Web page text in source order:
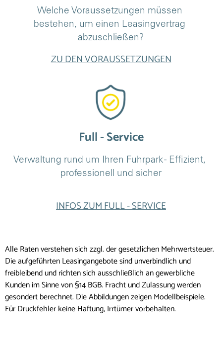
Welche Voraussetzungen müssen
bestehen, um einen Leasingvertrag
abzuschließen?
ZU DEN VORAUSSETZUNGEN
Full - Service
Verwaltung rund um Ihren Fuhrpark - Effizient,
professionell und sicher
INFOS ZUM FULL - SERVICE
Alle Raten verstehen sich zzgl. der gesetzlichen Mehrwertsteuer.
Die aufgeführten Leasingangebote sind unverbindlich und
freibleibend und richten sich ausschließlich an gewerbliche
Kunden im Sinne von §14 BGB. Fracht und Zulassung werden
gesondert berechnet. Die Abbildungen zeigen Modellbeispiele.
Für Druckfehler keine Haftung, Irrtümer vorbehalten.